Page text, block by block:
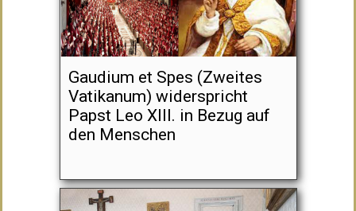
Gaudium et Spes (Zweites
Vatikanum) widerspricht
Papst Leo XIII. in Bezug auf
den Menschen